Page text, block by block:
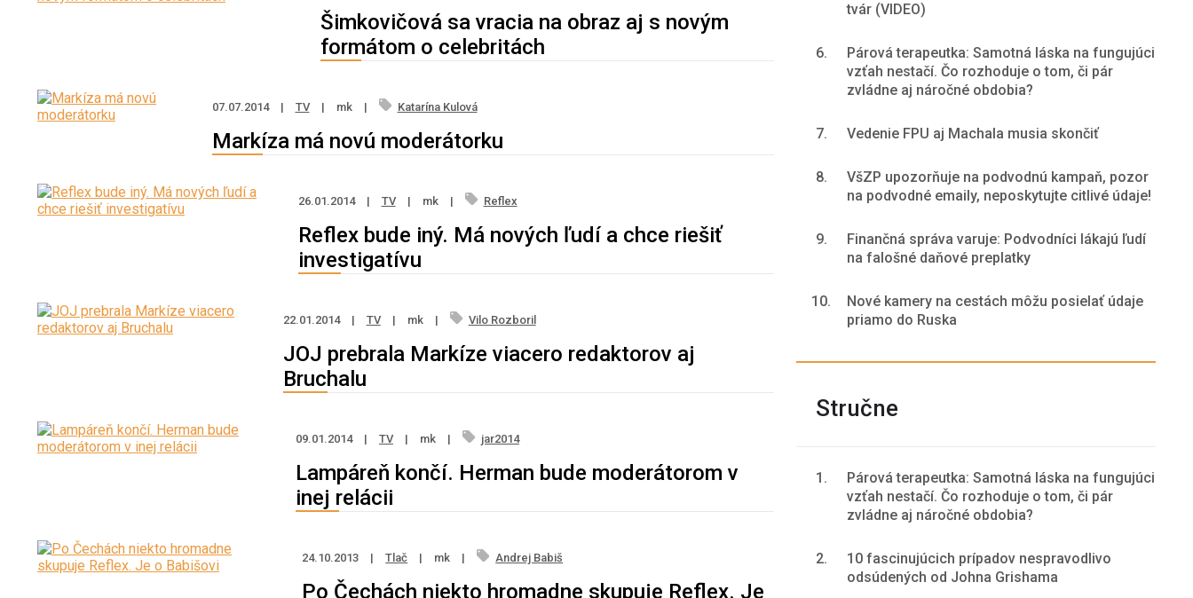
Šimkovičová sa vracia na obraz aj s novým
formátom o celebritách
07.07.2014 | TV | mk | Katarína Kulová
Markíza má novú moderátorku
26.01.2014 | TV | mk | Reflex
Reflex bude iný. Má nových ľudí a chce riešiť
investigatívu
22.01.2014 | TV | mk | Vilo Rozboril
JOJ prebrala Markíze viacero redaktorov aj
Bruchalu
09.01.2014 | TV | mk | jar2014
Lampáreň končí. Herman bude moderátorom v
inej relácii
24.10.2013 | Tlač | mk | Andrej Babiš
Po Čechách niekto hromadne skupuje Reflex. Je
tvár (VIDEO)
6.
Párová terapeutka: Samotná láska na fungujúci
vzťah nestačí. Čo rozhoduje o tom, či pár
zvládne aj náročné obdobia?
7. Vedenie FPU aj Machala musia skončiť
8.
VšZP upozorňuje na podvodnú kampaň, pozor
na podvodné emaily, neposkytujte citlivé údaje!
9.
Finančná správa varuje: Podvodníci lákajú ľudí
na falošné daňové preplatky
10.
Nové kamery na cestách môžu posielať údaje
priamo do Ruska
Stručne
1.
Párová terapeutka: Samotná láska na fungujúci
vzťah nestačí. Čo rozhoduje o tom, či pár
zvládne aj náročné obdobia?
2.
10 fascinujúcich prípadov nespravodlivo
odsúdených od Johna Grishama